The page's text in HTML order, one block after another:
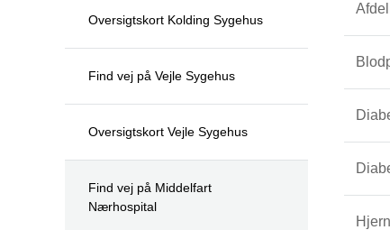
Oversigtskort Kolding Sygehus
Find vej på Vejle Sygehus
Oversigtskort Vejle Sygehus
Find vej på Middelfart
Nærhospital